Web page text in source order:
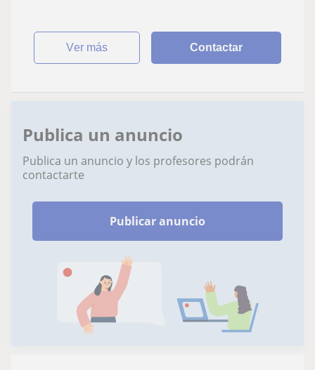
ver más Contactar
Publica un anuncio
Publica un anuncio y los profesores podrán
contactarte
Publicar anuncio